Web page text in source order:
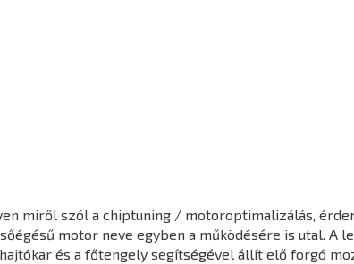
miről szól a chiptuning / motoroptimalizálás,
motor neve egyben a működésére is utal. A
és a főtengely segítségével állít elő forgó